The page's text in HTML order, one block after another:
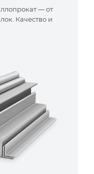
— от
Качество и